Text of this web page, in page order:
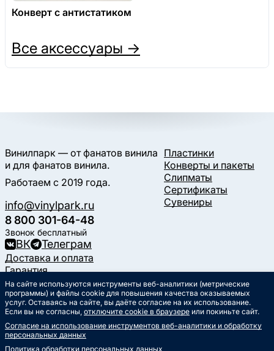
Конверт с антистатиком
Все аксессуары →
Винилпарк — от фанатов винила
и для фанатов винила.
Работаем с 2019 года.
info@vinylpark.ru
8 800 301-64-48
Звонок бесплатный
ВК Телеграм
Пластинки
Конверты и пакеты
Слипматы
Сертификаты
Сувениры
Доставка и оплата
Гарантия
Контакты
Статьи
Музыкальный календарь
Публичная оферта
Политика обработки
На сайте используются инструменты веб-аналитики (метрические
программы) и файлы cookie для повышения качества оказываемых
услуг. Оставаясь на сайте, вы даёте согласие на их использование.
Если вы не согласны, отключите cookie в браузере или покиньте сайт.
Согласие на использование инструментов веб-аналитики и обработку
персональных данных
Политика обработки персональных данных